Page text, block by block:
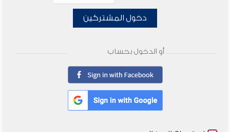
دخول المشتركين
أو الدخول بحساب